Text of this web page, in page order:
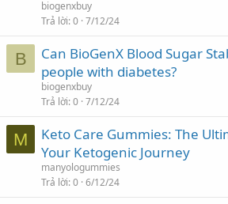
biogenxbuy
Trả lời 0 7/12/24
B
Can BioGenX Blood Sugar
people with diabetes?
biogenxbuy
Trả lời 0 7/12/24
M
Keto Care Gummies: The
Your Ketogenic Journey
manyologummies
Trả lời 0 6/12/24